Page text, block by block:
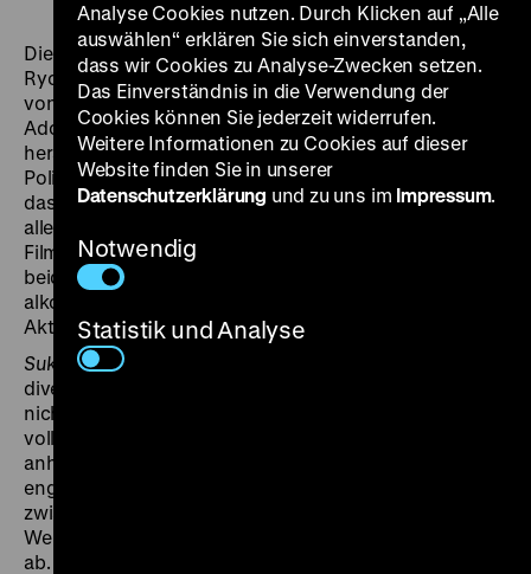
Die asthmakranke Masochistin Ariko und ihr Freund
Ryo stolpern über eine Vulkan-Insel in der Peripherie
von Tokio, um ihren Sohn Coo von seiner
Adoptivfamilie zurückzufordern. Als sich jedoch
herausstellt, dass der neue Vater des Kindes ein
Polizist ist, bekommt Ex-Häftling Ryo kalte Füße und
das Paar zieht unvollendeter Dinge wieder ab –
allerdings immerhin mit dem heimlichen Helden des
Films im Schlepptau, einem großen Hahn, den die
beiden vor der Schlachtung retten. Der
alkoholgeschwängerte Zweitversuch der Rückhol-
Aktion führt zu allerlei Konflikten und Sexszenen.
Sukebe tenkomori
diversen 90er-Jahre-
nicht einmal Bildmaterial ausspuckt und die fast
vollkommen (natürlich zu Unrecht) der Obskurität
anheimgefallen sind. Passend zum
englischsprachigen Titel schließt der Zweittermin des
zwischen absurden Humorelementen und finsterem
Weltverdruss oszillierenden Werks die Retrospektive
ab. (chl)
Analyse Cookies nutzen. Durch Klicken auf „Alle
auswählen“ erklären Sie sich einverstanden,
dass wir Cookies zu Analyse-Zwecken setzen.
Das Einverständnis in die Verwendung der
Cookies können Sie jederzeit widerrufen.
Weitere Informationen zu Cookies auf dieser
Website finden Sie in unserer
Datenschutzerklärung und zu uns im Impressum.
Notwendig
Statistik und Analyse